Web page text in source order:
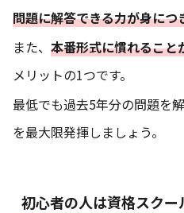
問題に解答できる力が身につ
また、 本番形式に慣れること
メリットの1つです。
最低でも過去5年分の問題を
を最大限発揮しましょう。
初心者の人は資格スクー